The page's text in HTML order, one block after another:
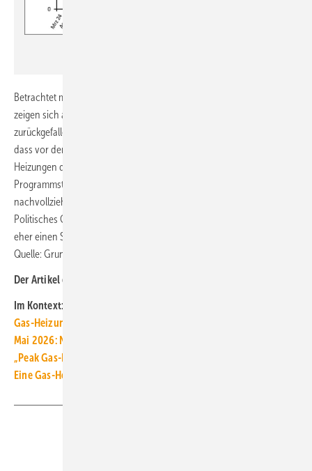
Betrachtet man parallel die Entwicklung bei Biomasse-Heizungen,
zeigen sich andere Trends, zurzeit eine Stabilisierung auf
zurückgefallenem Niveau. Sie dürften auch damit zusammenhängen,
dass vor der aktuellen BEG EM die Förderkonditionen für Biomasse-
Heizungen deutlich schlechter waren (Nachholeffekte beim
Programmstart). Was jedoch signifikant und auch durchaus
nachvollziehbar und in einer normierten Betrachtung sichtbar wird:
Politisches Gezerre um die Heizungsförderung gab Wärmepumpen
eher einen Schub und Biomasse-Heizungen eher einen Dämpfer. ■
Quelle: Grunddaten BMWE, eigene Berechnungen / jv
Der Artikel gehört zur
Im Kontext:
Gas-Heizungen? Sind in Deutschland vergleichsweise selten
Mai 2026: Nachfrage bei Heizungsförderung bleibt hoch
„Peak Gas-Heizungen“ hat jetzt ein konkretes Datum
Eine Gas-Heizung wird auf der Bio-Treppe langfristig teuer